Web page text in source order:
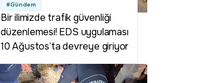
#Gündem
Bir ilimizde trafik güvenliği
düzenlemesi! EDS uygulaması
10 Ağustos’ta devreye giriyor